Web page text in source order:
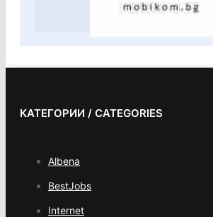
КАТЕГОРИИ / CATEGORIES
Albena
BestJobs
Internet